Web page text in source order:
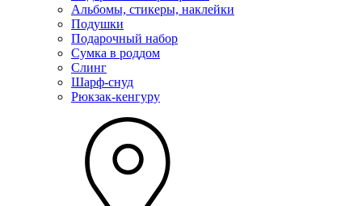
Альбомы, стикеры, наклейки
Подушки
Подарочный набор
Сумка в роддом
Слинг
Шарф-снуд
Рюкзак-кенгуру